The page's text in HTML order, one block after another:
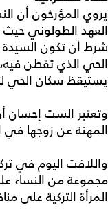
يروي المؤرخون أن
العهد الطولوني
شرط أن تكون
الحي الذي تقطن
يستيقظ سكان الحي
وتعتبر الست إحسان
المهنة عن زوجها في
واللافت اليوم في
مجموعة من النساء
المرأة التركية